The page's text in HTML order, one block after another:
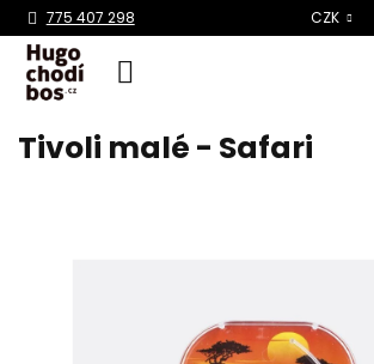
Přejít
775 407 298 CZK
Tivoli malé - Safari